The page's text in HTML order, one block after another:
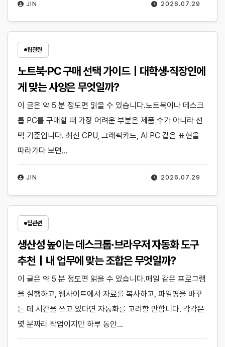
2026.07.29
JIN
팁관련
노트북·PC 구매 선택 가이드｜대학생·직장인에
게 맞는 사양은 무엇일까?
2026.07.29
JIN
이 글은 약 5 분 정도면 읽을 수 있습니다.노트북이나 데스크
톱 PC를 구매할 때 가장 어려운 부분은 제품 수가 아니라 선
택 기준입니다. 최신 CPU, 그래픽카드, AI PC 같은 표현을
따라가다 보면…
팁관련
생산성 높이는 데스크톱·브라우저 자동화 도구
추천｜내 업무에 맞는 조합은 무엇일까?
이 글은 약 5 분 정도면 읽을 수 있습니다.매일 같은 프로그램
을 실행하고, 웹사이트에서 자료를 복사하고, 파일명을 바꾸
는 데 시간을 쓰고 있다면 자동화를 고려할 만합니다. 각각은
몇 분짜리 작업이지만 하루 동안…